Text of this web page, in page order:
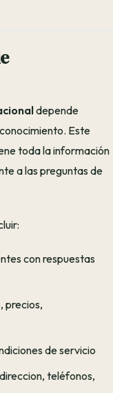
depende
Este
toda la información
a las preguntas de
con respuestas
precios,
de servicio
teléfonos,